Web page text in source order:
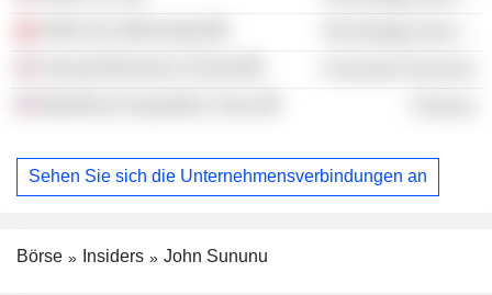
Sehen Sie sich die Unternehmensverbindungen an
Börse Insiders John Sununu